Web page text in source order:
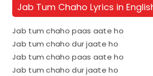
Jab Tum Chaho Lyrics in
Jab tum chaho paas aate ho
Jab tum chaho dur jaate ho
Jab tum chaho paas aate ho
Jab tum chaho dur jaate ho